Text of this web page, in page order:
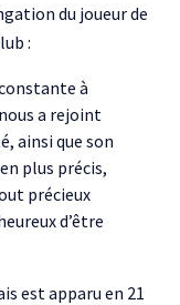
du joueur de
:
à
a rejoint
ainsi que son
plus précis,
précieux
d’être
est apparu en 21